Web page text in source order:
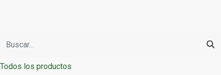
Todos los productos